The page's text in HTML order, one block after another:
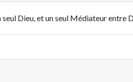
seul Dieu, et un seul Médiateur entre